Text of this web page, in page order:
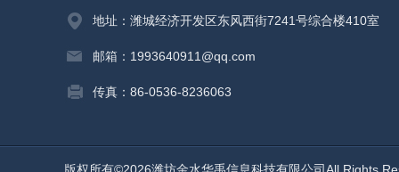
地址：潍城经济开发区东风西街7241号综合楼410室
邮箱：1993640911@qq.com
传真：86-0536-8236063